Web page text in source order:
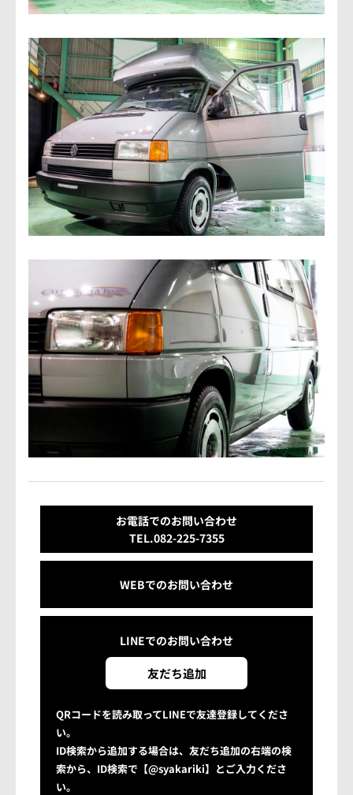
お電話でのお問い合わせ
TEL.082-225-7355
WEBでのお問い合わせ
LINEでのお問い合わせ
友だち追加
QRコードを読み取ってLINEで友達登録してくださ
い。
ID検索から追加する場合は、友だち追加の右端の検
索から、ID検索で【@syakariki】とご入力くださ
い。